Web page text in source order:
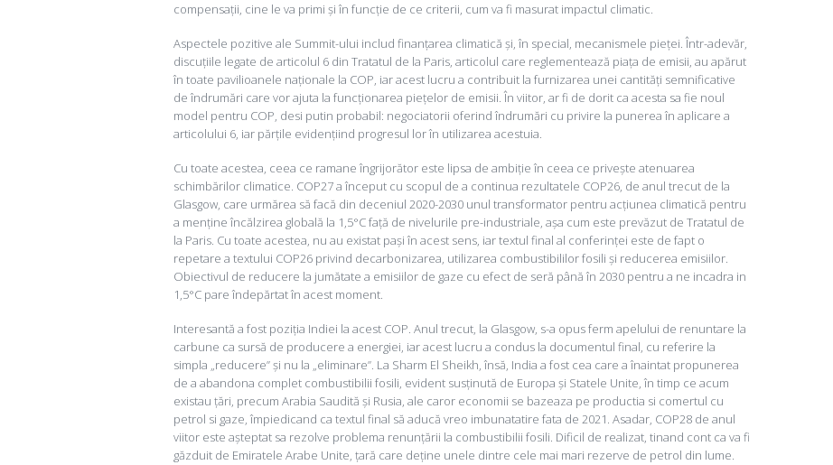
compensații, cine le va primi și în funcție de ce criterii, cum va fi masurat impactul climatic.
Aspectele pozitive ale Summit-ului includ finanțarea climatică și, în special, mecanismele pieței. Într-adevăr,
discuțiile legate de articolul 6 din Tratatul de la Paris, articolul care reglementează piața de emisii, au apărut
în toate pavilioanele naționale la COP, iar acest lucru a contribuit la furnizarea unei cantități semnificative
de îndrumări care vor ajuta la funcționarea piețelor de emisii. În viitor, ar fi de dorit ca acesta sa fie noul
model pentru COP, desi putin probabil: negociatorii oferind îndrumări cu privire la punerea în aplicare a
articolului 6, iar părțile evidențiind progresul lor în utilizarea acestuia.
Cu toate acestea, ceea ce ramane îngrijorător este lipsa de ambiție în ceea ce privește atenuarea
schimbărilor climatice. COP27 a început cu scopul de a continua rezultatele COP26, de anul trecut de la
Glasgow, care urmărea să facă din deceniul 2020-2030 unul transformator pentru acțiunea climatică pentru
a menține încălzirea globală la 1,5°C față de nivelurile pre-industriale, așa cum este prevăzut de Tratatul de
la Paris. Cu toate acestea, nu au existat pași în acest sens, iar textul final al conferinței este de fapt o
repetare a textului COP26 privind decarbonizarea, utilizarea combustibililor fosili și reducerea emisiilor.
Obiectivul de reducere la jumătate a emisiilor de gaze cu efect de seră până în 2030 pentru a ne incadra in
1,5°C pare îndepărtat în acest moment.
Interesantă a fost poziția Indiei la acest COP. Anul trecut, la Glasgow, s-a opus ferm apelului de renuntare la
carbune ca sursă de producere a energiei, iar acest lucru a condus la documentul final, cu referire la
simpla „reducere” și nu la „eliminare”. La Sharm El Sheikh, însă, India a fost cea care a înaintat propunerea
de a abandona complet combustibilii fosili, evident susținută de Europa și Statele Unite, în timp ce acum
existau țări, precum Arabia Saudită și Rusia, ale caror economii se bazeaza pe productia si comertul cu
petrol si gaze, împiedicand ca textul final să aducă vreo imbunatatire fata de 2021. Asadar, COP28 de anul
viitor este așteptat sa rezolve problema renunțării la combustibilii fosili. Dificil de realizat, tinand cont ca va fi
găzduit de Emiratele Arabe Unite, țară care deține unele dintre cele mai mari rezerve de petrol din lume.